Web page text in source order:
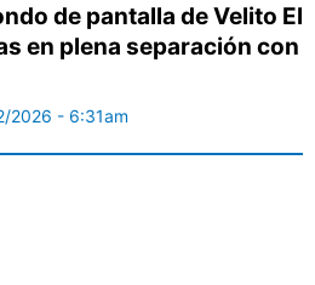
de pantalla de Velito El
en plena separación con
2026 - 6:31am